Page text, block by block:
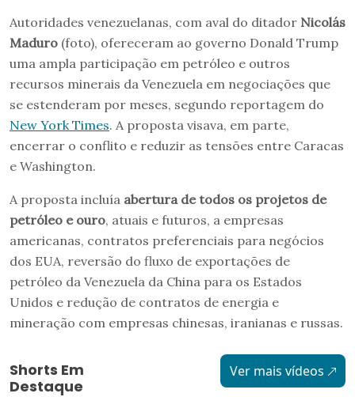
Autoridades venezuelanas, com aval do ditador Nicolás
Maduro (foto), ofereceram ao governo Donald Trump
uma ampla participação em petróleo e outros
recursos minerais da Venezuela em negociações que
se estenderam por meses, segundo reportagem do
New York Times. A proposta visava, em parte,
encerrar o conflito e reduzir as tensões entre Caracas
e Washington.
A proposta incluía abertura de todos os projetos de
petróleo e ouro, atuais e futuros, a empresas
americanas, contratos preferenciais para negócios
dos EUA, reversão do fluxo de exportações de
petróleo da Venezuela da China para os Estados
Unidos e redução de contratos de energia e
mineração com empresas chinesas, iranianas e russas.
Shorts Em
Destaque
Ver mais vídeos